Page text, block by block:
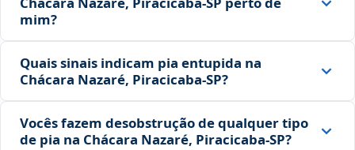
mim?
Quais sinais indicam pia entupida na
Chácara Nazaré, Piracicaba‑SP?
Vocês fazem desobstrução de qualquer tipo
de pia na Chácara Nazaré, Piracicaba‑SP?